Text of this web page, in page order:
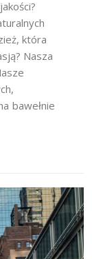
która
Nasza
bawełnie